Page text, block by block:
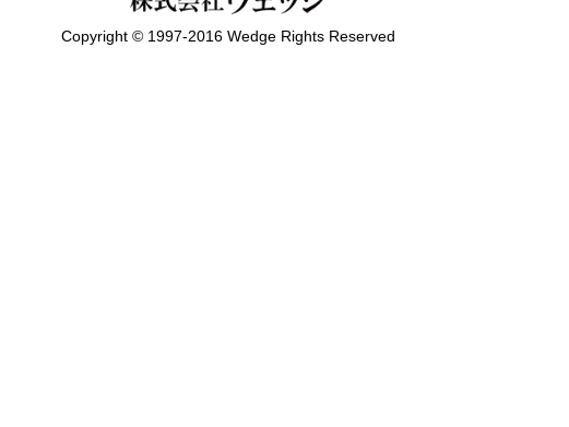
Copyright © 1997-2016 Wedge Rights Reserved